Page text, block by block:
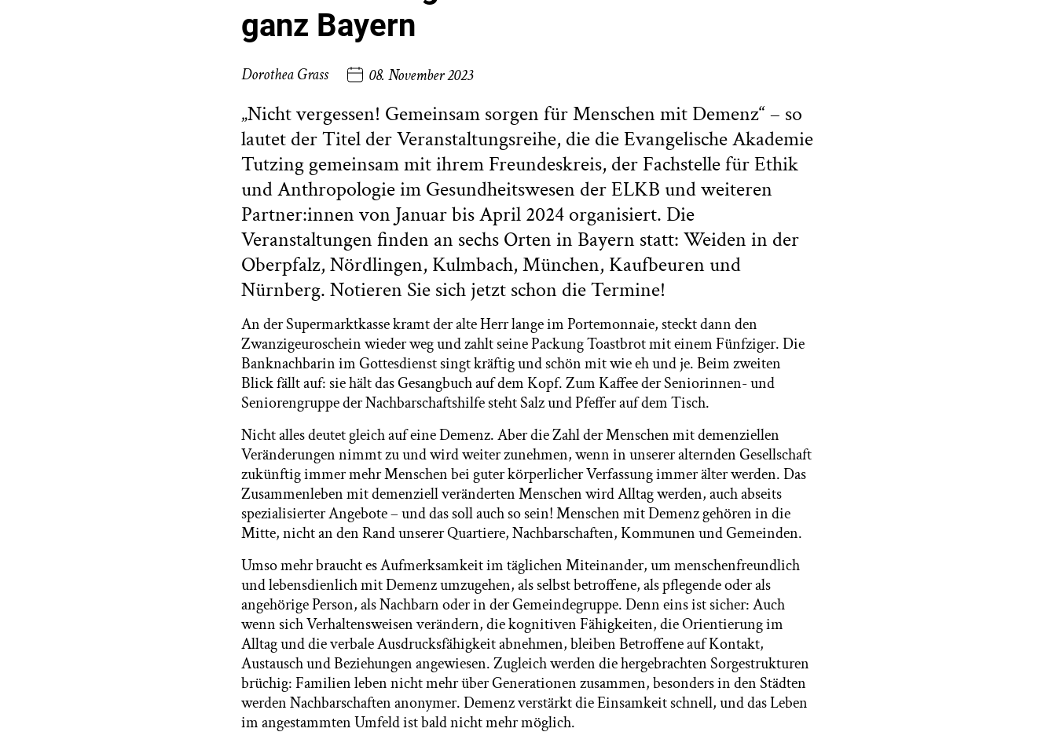
ganz Bayern
Dorothea Grass 08. November 2023
„Nicht vergessen! Gemeinsam sorgen für Menschen mit Demenz“ – so
lautet der Titel der Veranstaltungsreihe, die die Evangelische Akademie
Tutzing gemeinsam mit ihrem Freundeskreis, der Fachstelle für Ethik
und Anthropologie im Gesundheitswesen der ELKB und weiteren
Partner:innen von Januar bis April 2024 organisiert. Die
Veranstaltungen finden an sechs Orten in Bayern statt: Weiden in der
Oberpfalz, Nördlingen, Kulmbach, München, Kaufbeuren und
Nürnberg. Notieren Sie sich jetzt schon die Termine!
An der Supermarktkasse kramt der alte Herr lange im Portemonnaie, steckt dann den
Zwanzigeuroschein wieder weg und zahlt seine Packung Toastbrot mit einem Fünfziger. Die
Banknachbarin im Gottesdienst singt kräftig und schön mit wie eh und je. Beim zweiten
Blick fällt auf: sie hält das Gesangbuch auf dem Kopf. Zum Kaffee der Seniorinnen- und
Seniorengruppe der Nachbarschaftshilfe steht Salz und Pfeffer auf dem Tisch.
Nicht alles deutet gleich auf eine Demenz. Aber die Zahl der Menschen mit demenziellen
Veränderungen nimmt zu und wird weiter zunehmen, wenn in unserer alternden Gesellschaft
zukünftig immer mehr Menschen bei guter körperlicher Verfassung immer älter werden. Das
Zusammenleben mit demenziell veränderten Menschen wird Alltag werden, auch abseits
spezialisierter Angebote – und das soll auch so sein! Menschen mit Demenz gehören in die
Mitte, nicht an den Rand unserer Quartiere, Nachbarschaften, Kommunen und Gemeinden.
Umso mehr braucht es Aufmerksamkeit im täglichen Miteinander, um menschenfreundlich
und lebensdienlich mit Demenz umzugehen, als selbst betroffene, als pflegende oder als
angehörige Person, als Nachbarn oder in der Gemeindegruppe. Denn eins ist sicher: Auch
wenn sich Verhaltensweisen verändern, die kognitiven Fähigkeiten, die Orientierung im
Alltag und die verbale Ausdrucksfähigkeit abnehmen, bleiben Betroffene auf Kontakt,
Austausch und Beziehungen angewiesen. Zugleich werden die hergebrachten Sorgestrukturen
brüchig: Familien leben nicht mehr über Generationen zusammen, besonders in den Städten
werden Nachbarschaften anonymer. Demenz verstärkt die Einsamkeit schnell, und das Leben
im angestammten Umfeld ist bald nicht mehr möglich.